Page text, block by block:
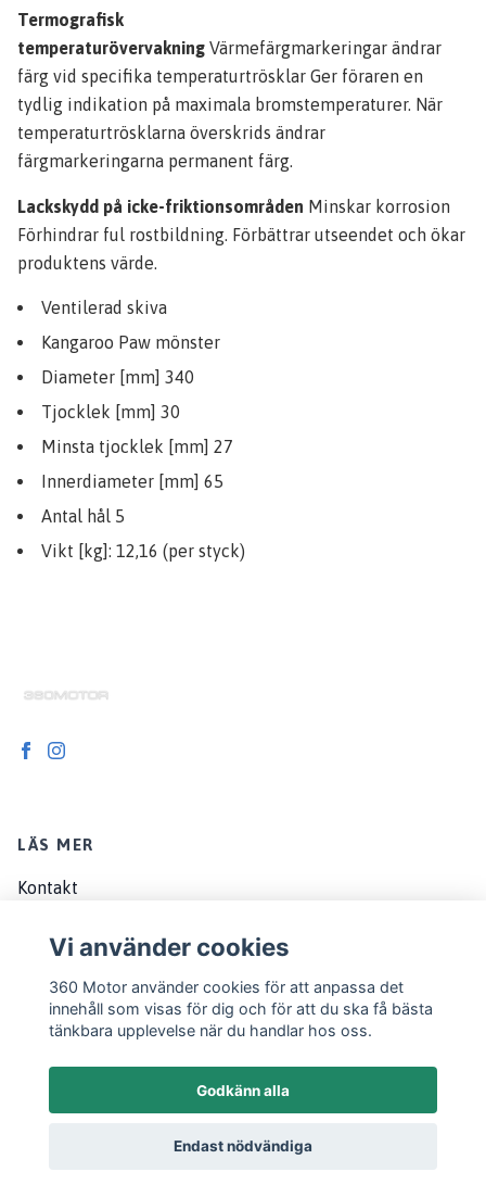
Termografisk
temperaturövervakning Värmefärgmarkeringar ändrar
färg vid specifika temperaturtrösklar Ger föraren en
tydlig indikation på maximala bromstemperaturer. När
temperaturtrösklarna överskrids ändrar
färgmarkeringarna permanent färg.
Lackskydd på icke-friktionsområden Minskar korrosion
Förhindrar ful rostbildning. Förbättrar utseendet och ökar
produktens värde.
Ventilerad skiva
Kangaroo Paw mönster
Diameter [mm] 340
Tjocklek [mm] 30
Minsta tjocklek [mm] 27
Innerdiameter [mm] 65
Antal hål 5
Vikt [kg]: 12,16 (per styck)
LÄS MER
Kontakt
Köpvillkor
EU customers
© 2026 360 Motor Powered by Quickbutik
Vi använder cookies
360 Motor använder cookies för att anpassa det
innehåll som visas för dig och för att du ska få bästa
tänkbara upplevelse när du handlar hos oss.
Godkänn alla
Endast nödvändiga